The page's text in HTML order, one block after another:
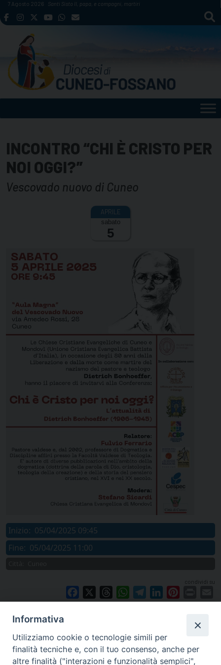
Skip
to
7 Agosto 2026 Santi Sisto II, papa, e compagni, martiri
INCONTRO “CHI È CRISTO PER
NOI OGGI?”
Vescovado nuovo di Cuneo
sabato
5
Inizio: 05/04/2025 09:45
Fine: 05/04/2025 11:00
condividi su
Facebook ThreadsWhatsAppTelegramLinkedIn
Informativa
Utilizziamo cookie o tecnologie simili per
finalità tecniche e, con il tuo consenso, anche per
altre finalità ("interazioni e funzionalità semplici",